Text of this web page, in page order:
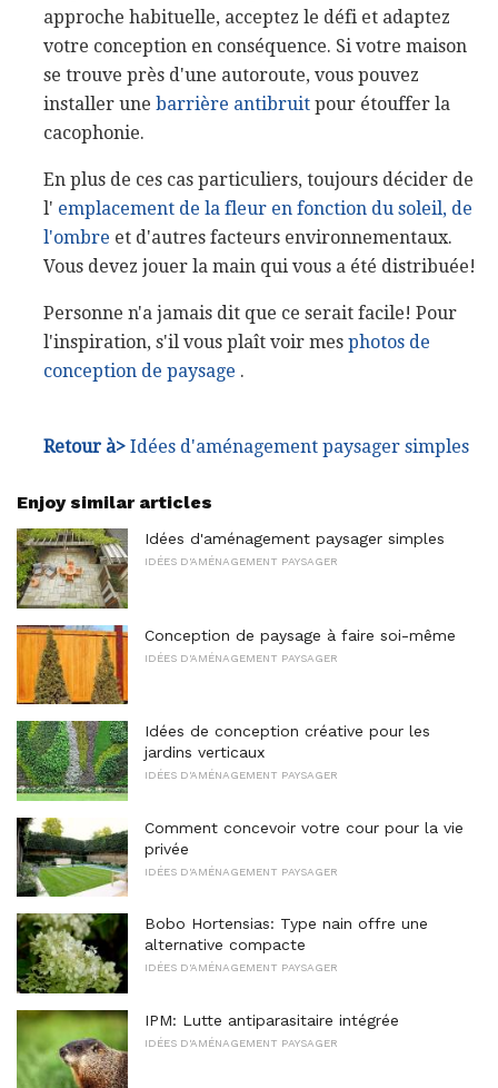
approche habituelle, acceptez le défi et adaptez
votre conception en conséquence. Si votre maison
se trouve près d'une autoroute, vous pouvez
installer une barrière antibruit pour étouffer la
cacophonie.
En plus de ces cas particuliers, toujours décider de
l' emplacement de la fleur en fonction du soleil, de
l'ombre et d'autres facteurs environnementaux.
Vous devez jouer la main qui vous a été distribuée!
Personne n'a jamais dit que ce serait facile! Pour
l'inspiration, s'il vous plaît voir mes photos de
conception de paysage .
Retour à> Idées d'aménagement paysager simples
Enjoy similar articles
Idées d'aménagement paysager simples
IDÉES D'AMÉNAGEMENT PAYSAGER
Conception de paysage à faire soi-même
IDÉES D'AMÉNAGEMENT PAYSAGER
Idées de conception créative pour les
jardins verticaux
IDÉES D'AMÉNAGEMENT PAYSAGER
Comment concevoir votre cour pour la vie
privée
IDÉES D'AMÉNAGEMENT PAYSAGER
Bobo Hortensias: Type nain offre une
alternative compacte
IDÉES D'AMÉNAGEMENT PAYSAGER
IPM: Lutte antiparasitaire intégrée
IDÉES D'AMÉNAGEMENT PAYSAGER